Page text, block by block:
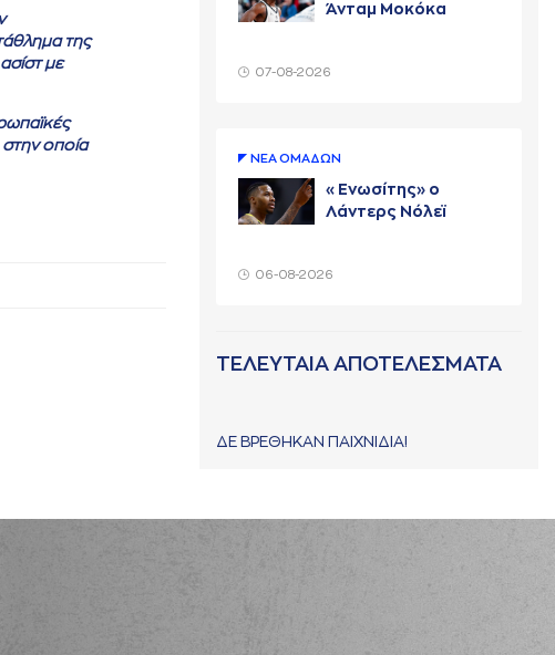
της
με
οποία
Άνταμ Μοκόκα
07-08-2026
ΝΕA ΟΜAΔΩΝ
«Ενωσίτης» ο
Λάντερς Νόλεϊ
06-08-2026
ΤΕΛΕΥΤΑΙΑ ΑΠΟΤΕΛΕΣΜΑΤΑ
ΔΕ ΒΡΕΘΗΚΑΝ ΠΑΙΧΝΙΔΙΑ!